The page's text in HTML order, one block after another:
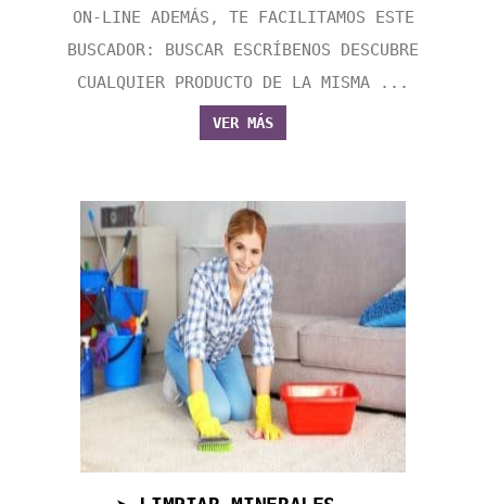
ON-LINE ADEMÁS, TE FACILITAMOS ESTE
BUSCADOR: BUSCAR ESCRÍBENOS DESCUBRE
CUALQUIER PRODUCTO DE LA MISMA ...
VER MÁS